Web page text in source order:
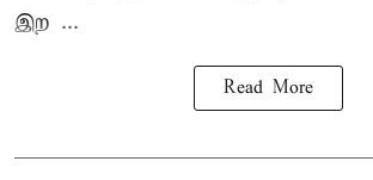
இற ...
Read More